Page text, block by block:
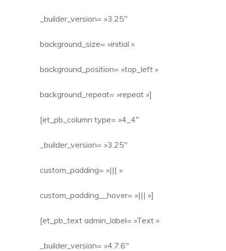
_builder_version= »3.25″
background_size= »initial »
background_position= »top_left »
background_repeat= »repeat »]
[et_pb_column type= »4_4″
_builder_version= »3.25″
custom_padding= »||| »
custom_padding__hover= »||| »]
[et_pb_text admin_label= »Text »
_builder_version= »4.7.6″